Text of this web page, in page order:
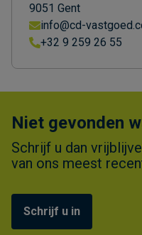
9051 Gent
info@cd-
+32 9 259 26 55
Niet gevonden
Schrijf u dan
van ons meest
Schrijf u in